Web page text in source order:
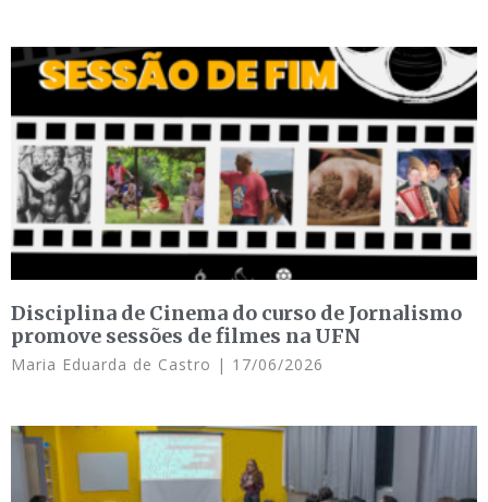
Disciplina de Cinema do curso de Jornalismo
promove sessões de filmes na UFN
Maria Eduarda de Castro 17/06/2026